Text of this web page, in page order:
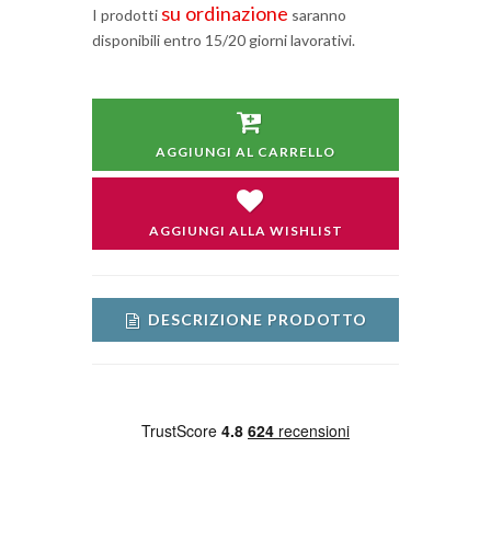
I prodotti su ordinazione saranno
disponibili entro 15/20 giorni lavorativi.
AGGIUNGI AL CARRELLO
AGGIUNGI ALLA WISHLIST
DESCRIZIONE PRODOTTO